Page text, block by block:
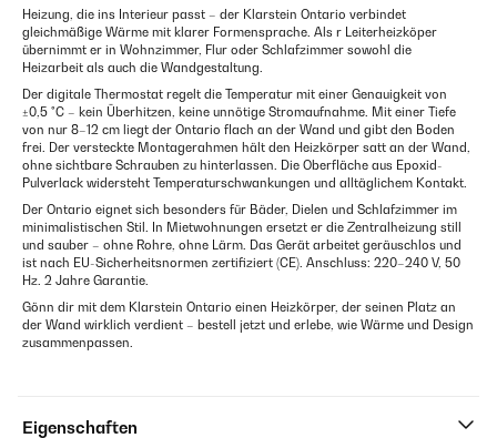
Heizung, die ins Interieur passt – der Klarstein Ontario verbindet
gleichmäßige Wärme mit klarer Formensprache. Als r Leiterheizköper
übernimmt er in Wohnzimmer, Flur oder Schlafzimmer sowohl die
Heizarbeit als auch die Wandgestaltung.
Der digitale Thermostat regelt die Temperatur mit einer Genauigkeit von
±0,5 °C – kein Überhitzen, keine unnötige Stromaufnahme. Mit einer Tiefe
von nur 8–12 cm liegt der Ontario flach an der Wand und gibt den Boden
frei. Der versteckte Montagerahmen hält den Heizkörper satt an der Wand,
ohne sichtbare Schrauben zu hinterlassen. Die Oberfläche aus Epoxid-
Pulverlack widersteht Temperaturschwankungen und alltäglichem Kontakt.
Der Ontario eignet sich besonders für Bäder, Dielen und Schlafzimmer im
minimalistischen Stil. In Mietwohnungen ersetzt er die Zentralheizung still
und sauber – ohne Rohre, ohne Lärm. Das Gerät arbeitet geräuschlos und
ist nach EU-Sicherheitsnormen zertifiziert (CE). Anschluss: 220–240 V, 50
Hz. 2 Jahre Garantie.
Gönn dir mit dem Klarstein Ontario einen Heizkörper, der seinen Platz an
der Wand wirklich verdient – bestell jetzt und erlebe, wie Wärme und Design
zusammenpassen.
Eigenschaften